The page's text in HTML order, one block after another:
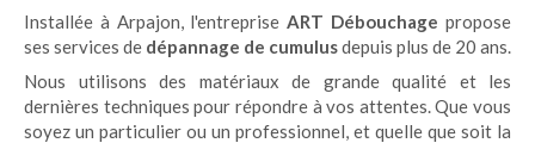
Installée à Arpajon, l'entrepriseART Débouchage propose
ses services de dépannage de cumulusdepuis plus de 20 ans.
Nous utilisons des matériaux de grande qualité et les
dernières techniques pour répondre à vos attentes. Que vous
soyez un particulier ou un professionnel, et quelle que soit la